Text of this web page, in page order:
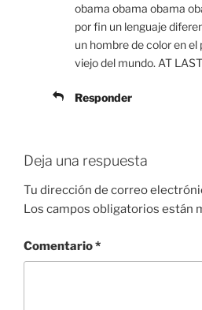
obama obama obama
por fin un lenguaje
un hombre de color en
viejo del mundo. AT
Responder
Deja una respuesta
Tu dirección de correo
Los campos obligatorios están
Comentario*